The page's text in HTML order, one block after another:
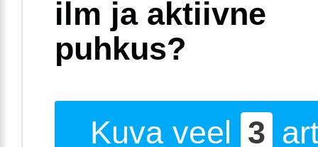
ilm ja aktiivne
puhkus?
Kuva veel 3